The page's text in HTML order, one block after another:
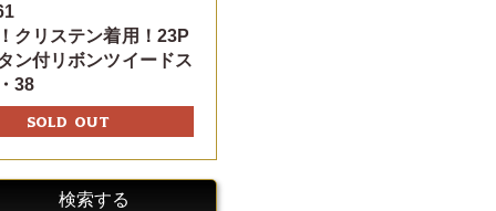
クリステン着用！23P
ン付リボンツイードス
38
SOLD OUT
検索する